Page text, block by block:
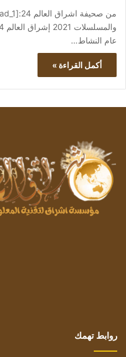
عام النشاط…
أكمل القراءة »
روابط تهمك